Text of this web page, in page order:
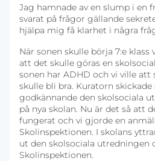
Jag hamnade av en slump i en
svarat på frågor gällande
hjälpa mig få klarhet i några
När sonen skulle börja 7:e klass
att det skulle göras en
sonen har ADHD och vi ville att
skulle bli bra. Kuratorn
godkännande den skolsociala
på nya skolan. Nu är det så att
fungerat och vi gjorde en
Skolinspektionen. I skolans
ut den skolsociala utredningen
Skolinspektionen.